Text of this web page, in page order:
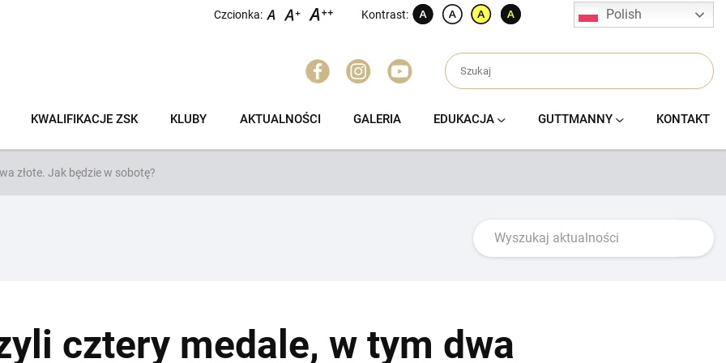
Czcionka: Kontrast: Polish
KWALIFIKACJE ZSK KLUBY AKTUALNOŚCI GALERIA EDUKACJA GUTTMANNY KONTAKT
złote. Jak będzie w sobotę?
cztery medale, w tym dwa